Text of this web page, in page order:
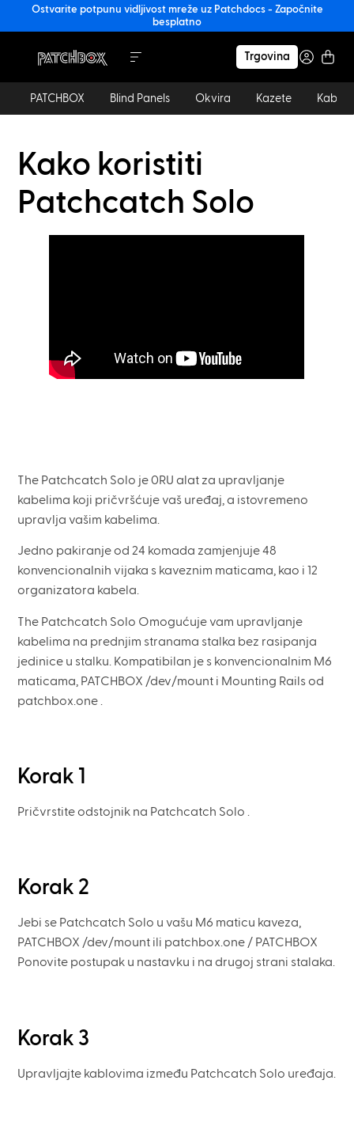
Ostvarite potpunu vidljivost mreže uz Patchdocs - Započnite
besplatno
Trgovina
PATCHBOX Blind Panels Okvira Kazete
Kako koristiti
Patchcatch Solo
The Patchcatch Solo je 0RU alat za upravljanje
kabelima koji pričvršćuje vaš uređaj, a istovremeno
upravlja vašim kabelima.
Jedno pakiranje od 24 komada zamjenjuje 48
konvencionalnih vijaka s kaveznim maticama, kao i 12
organizatora kabela.
The Patchcatch Solo Omogućuje vam upravljanje
kabelima na prednjim stranama stalka bez rasipanja
jedinice u stalku. Kompatibilan je s konvencionalnim M6
maticama, PATCHBOX /dev/mount i Mounting Rails od
patchbox.one .
Korak 1
Pričvrstite odstojnik na Patchcatch Solo .
Korak 2
Jebi se Patchcatch Solo u vašu M6 maticu kaveza,
PATCHBOX /dev/mount ili patchbox.one / PATCHBOX
Ponovite postupak u nastavku i na drugoj strani stalaka.
Korak 3
Upravljajte kablovima između Patchcatch Solo uređaja.